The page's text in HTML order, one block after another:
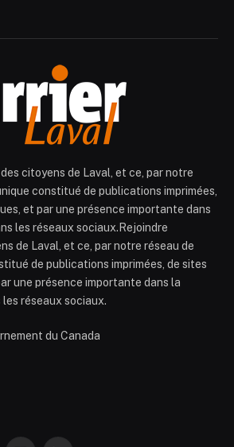
des citoyens de Laval, et ce, par notre
constitué de publications imprimées,
et par une présence importante dans
les réseaux sociaux.Rejoindre
de Laval, et ce, par notre réseau de
de publications imprimées, de sites
une présence importante dans la
réseaux sociaux.
du Canada